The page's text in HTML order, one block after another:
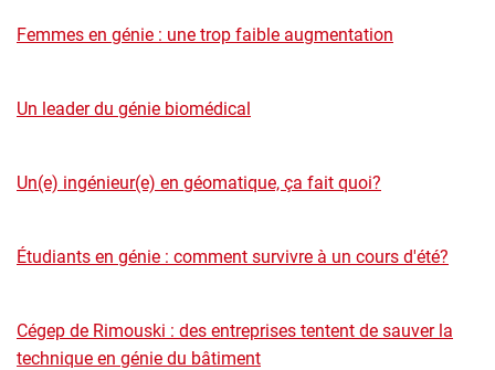
Femmes en génie : une trop faible augmentation
Un leader du génie biomédical
Un(e) ingénieur(e) en géomatique, ça fait quoi?
Étudiants en génie : comment survivre à un cours d'été?
Cégep de Rimouski : des entreprises tentent de sauver la
technique en génie du bâtiment